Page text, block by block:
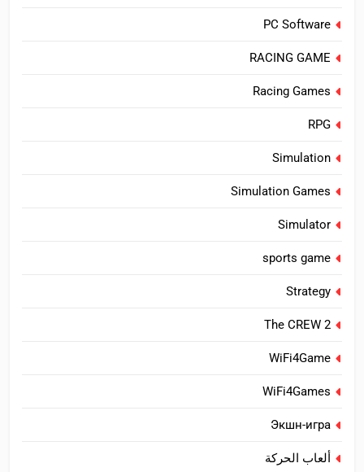
PC Software
RACING GAME
Racing Games
RPG
Simulation
Simulation Games
Simulator
sports game
Strategy
The CREW 2
WiFi4Game
WiFi4Games
Экшн-игра
ألعاب الحركة